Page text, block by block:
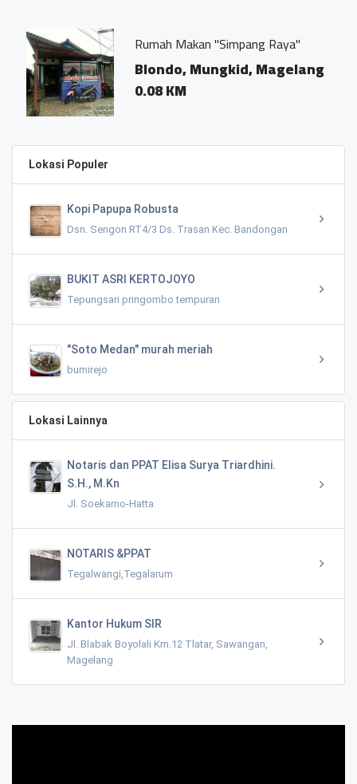
Rumah Makan "Simpang Raya"
Blondo, Mungkid, Magelang
0.08 KM
Lokasi Populer
Kopi Papupa Robusta
Dsn. Sengon RT4/3 Ds. Trasan Kec. Bandongan
BUKIT ASRI KERTOJOYO
Tepungsari pringombo tempuran
"Soto Medan" murah meriah
bumirejo
Lokasi Lainnya
Notaris dan PPAT Elisa Surya Triardhini.
S.H., M.Kn
Jl. Soekarno-Hatta
NOTARIS &PPAT
Tegalwangi,Tegalarum
Kantor Hukum SIR
Jl. Blabak Boyolali Km.12 Tlatar, Sawangan,
Magelang